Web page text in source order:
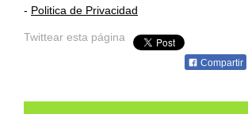
- Politica de Privacidad
Twittear esta página
Compartir